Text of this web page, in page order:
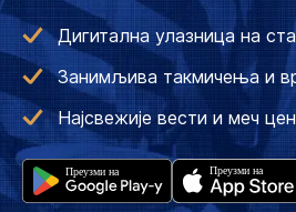
Дигитална улазница на
Занимљива такмичења и
Најсвежије вести и меч